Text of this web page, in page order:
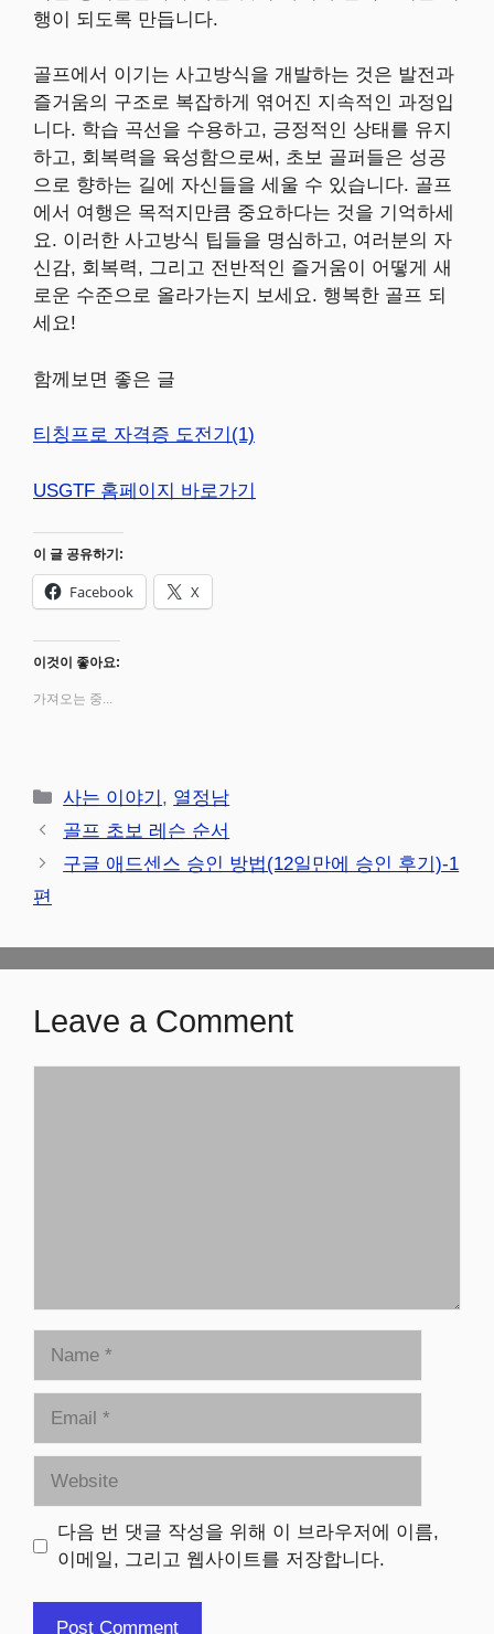
행이 되도록 만듭니다.
골프에서 이기는 사고방식을 개발하는 것은 발전과
즐거움의 구조로 복잡하게 엮어진 지속적인 과정입
니다. 학습 곡선을 수용하고, 긍정적인 상태를 유지
하고, 회복력을 육성함으로써, 초보 골퍼들은 성공
으로 향하는 길에 자신들을 세울 수 있습니다. 골프
에서 여행은 목적지만큼 중요하다는 것을 기억하세
요. 이러한 사고방식 팁들을 명심하고, 여러분의 자
신감, 회복력, 그리고 전반적인 즐거움이 어떻게 새
로운 수준으로 올라가는지 보세요. 행복한 골프 되
세요!
함께보면 좋은 글
티칭프로 자격증 도전기(1)
USGTF 홈페이지 바로가기
이 글 공유하기:
Facebook X
이것이 좋아요:
가져오는 중...
Categories
사는 이야기 , 열정남
골프 초보 레슨 순서
구글 애드센스 승인 방법(12일만에 승인 후기)-1
편
Leave a Comment
다음 번 댓글 작성을 위해 이 브라우저에 이름,
이메일, 그리고 웹사이트를 저장합니다.